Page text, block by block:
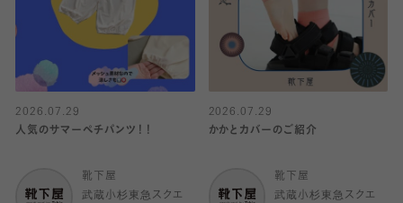
2026.07.29
人気のサマーペチパンツ！！
靴下屋
武蔵小杉東急スクエ
2026.07.29
かかとカバーのご紹介
靴下屋
武蔵小杉東急スクエ